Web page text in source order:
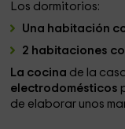
Los dormitorios:
Una habitación
2 habitaciones
La cocina de la
electrodomésticos
de elaborar unos